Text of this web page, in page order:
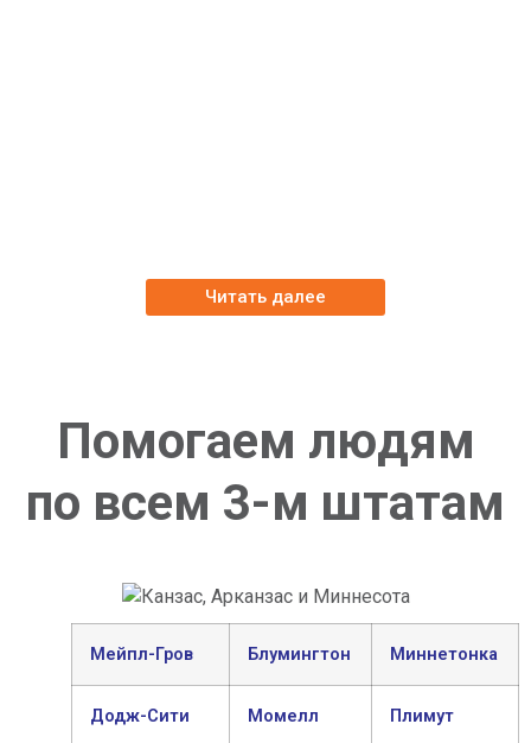
Читать далее
Помогаем людям
по всем 3-м штатам
Мейпл-Гров Блумингтон Миннетонка
Додж-Сити Момелл Плимут